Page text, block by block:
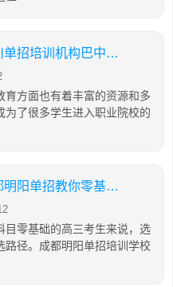
四川单招培训机构巴中，四川单招培训机构巴中有几家
育方面也有着丰富的资源和多
了很多学生进入职业院校的
四川单招英语备考攻略：成都明阳单招教你零基础也能有效提分
目零基础的高三考生来说，选
路径。成都明阳单招培训学校